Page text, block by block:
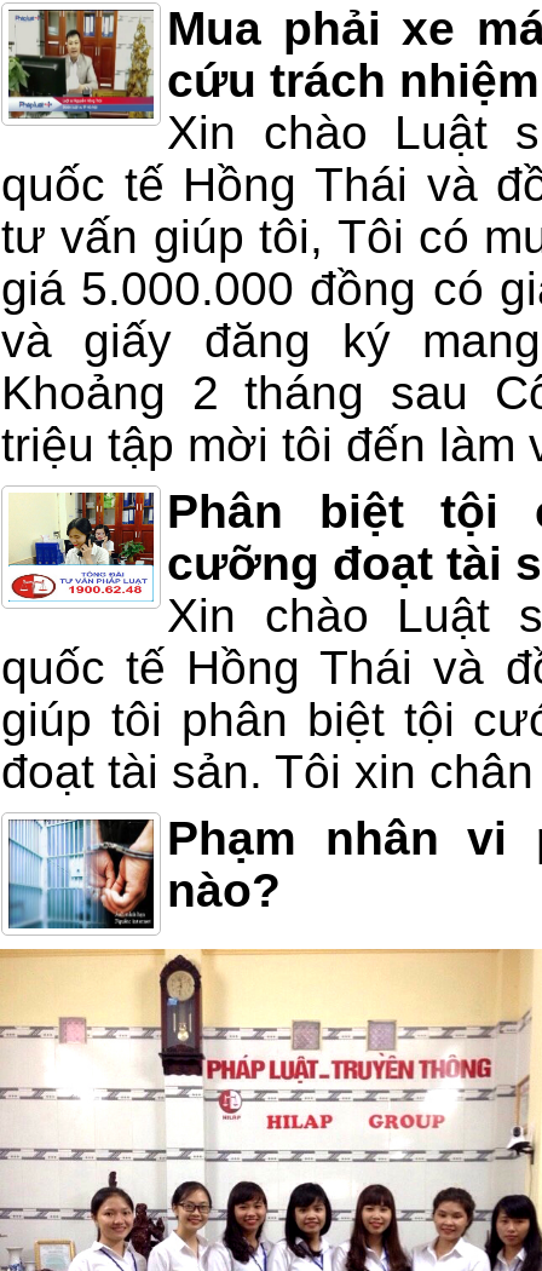
Mua phải xe
cứu trách
Xin chào Luật
quốc tế Hồng Thái và
tư vấn giúp tôi, Tôi có
giá 5.000.000 đồng có
và giấy đăng ký
Khoảng 2 tháng sau
triệu tập mời tôi đến làm
Phân biệt tội
cưỡng đoạt tài
Xin chào Luật
quốc tế Hồng Thái và
giúp tôi phân biệt tội
đoạt tài sản. Tôi xin
Phạm nhân
nào?